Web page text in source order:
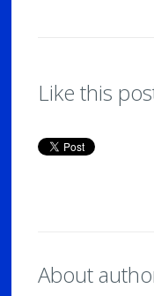
Like this
About